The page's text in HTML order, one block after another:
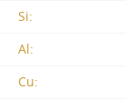
Si:
Al:
Cu: